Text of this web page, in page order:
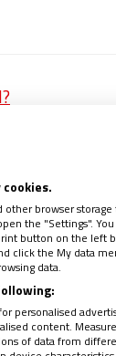
creado, y
padre
y,
browser storage
the "Settings".
button on the left
click the My data
data.
personalised
content.
of data from